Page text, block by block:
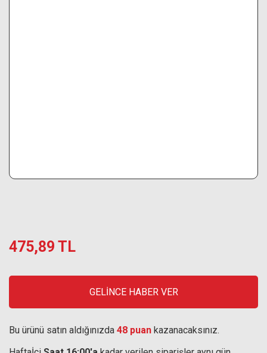
475,89 TL
GELİNCE HABER VER
Bu ürünü satın aldığınızda 48 puan kazanacaksınız.